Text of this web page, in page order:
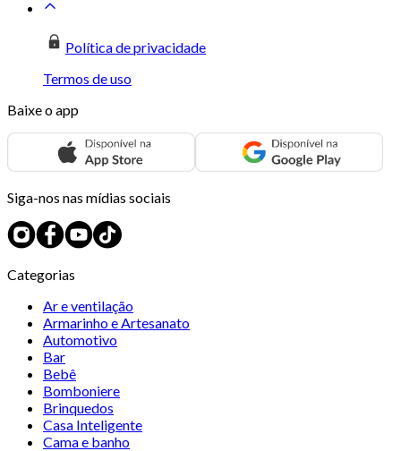
Política de privacidade
Termos de uso
Baixe o app
Siga-nos nas mídias sociais
Categorias
Ar e ventilação
Armarinho e Artesanato
Automotivo
Bar
Bebê
Bomboniere
Brinquedos
Casa Inteligente
Cama e banho